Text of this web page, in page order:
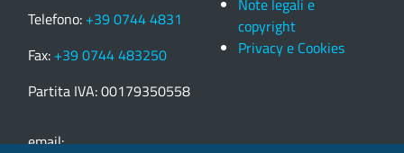
Telefono: +39 0744 4831
Fax: +39 0744 483250
Partita IVA: 00179350558
email:
copyright
Privacy e Cookies